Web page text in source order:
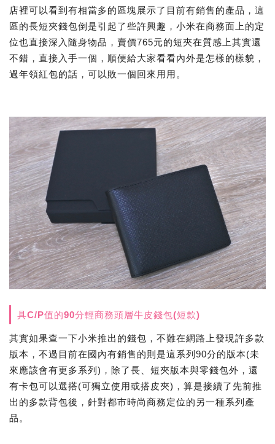
店裡可以看到有相當多的區塊展示了目前有銷售的產品，這
區的長短夾錢包倒是引起了些許興趣，小米在商務面上的定
位也直接深入隨身物品，賣價765元的短夾在質感上其實還
不錯，直接入手一個，順便給大家看看內外是怎樣的樣貌，
過年領紅包的話，可以敗一個回來用用。
具C/P值的90分輕商務頭層牛皮錢包(短款)
其實如果查一下小米推出的錢包，不難在網路上發現許多款
版本，不過目前在國內有銷售的則是這系列90分的版本(未
來應該會有更多系列)，除了長、短夾版本與零錢包外，還
有卡包可以選搭(可獨立使用或搭皮夾)，算是接續了先前推
出的多款背包後，針對都市時尚商務定位的另一種系列產
品。